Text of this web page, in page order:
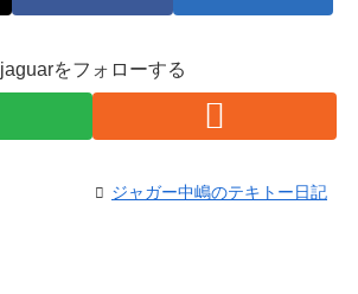
jaguarをフォローする
ジャガー中嶋のテキトー日記